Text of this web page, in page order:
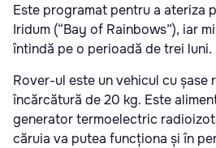
Este programat pentru a ateriza
Iridum (“Bay of Rainbows”), iar
întindă pe o perioadă de trei luni.
Rover-ul este un vehicul cu șase
încărcătură de 20 kg. Este
generator termoelectric
căruia va putea funcționa și în